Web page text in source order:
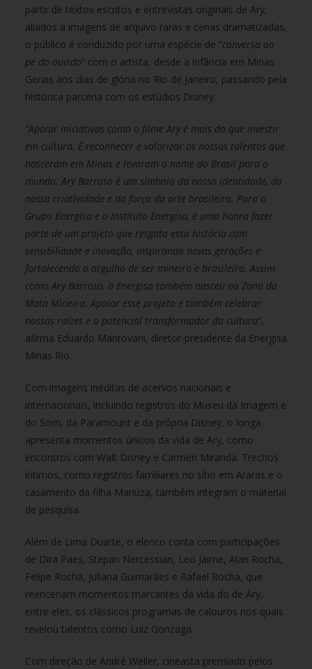
partir de textos escritos e entrevistas originais de Ary,
aliados a imagens de arquivo raras e cenas dramatizadas,
o público é conduzido por uma espécie de “conversa ao
pé do ouvido” com o artista, desde a infância em Minas
Gerais aos dias de glória no Rio de Janeiro, passando pela
histórica parceria com os estúdios Disney.
“Apoiar iniciativas como o filme Ary é mais do que investir
em cultura. É reconhecer e valorizar os nossos talentos que
nasceram em Minas e levaram o nome do Brasil para o
mundo. Ary Barroso é um símbolo da nossa identidade, da
nossa criatividade e da força da arte brasileira. Para o
Grupo Energisa e o Instituto Energisa, é uma honra fazer
parte de um projeto que resgata essa história com
sensibilidade e inovação, inspirando novas gerações e
fortalecendo o orgulho de ser mineiro e brasileiro. Assim
como Ary Barroso, a Energisa também nasceu na Zona da
Mata Mineira. Apoiar esse projeto é também celebrar
nossas raízes e o potencial transformador da cultura”,
afirma Eduardo Mantovani, diretor-presidente da Energisa
Minas Rio.
Com imagens inéditas de acervos nacionais e
internacionais, incluindo registros do Museu da Imagem e
do Som, da Paramount e da própria Disney, o longa
apresenta momentos únicos da vida de Ary, como
encontros com Walt Disney e Carmen Miranda. Trechos
íntimos, como registros familiares no sítio em Araras e o
casamento da filha Mariúza, também integram o material
de pesquisa.
Além de Lima Duarte, o elenco conta com participações
de Dira Paes, Stepan Nercessian, Leo Jaime, Alan Rocha,
Felipe Rocha, Juliana Guimarães e Rafael Rocha, que
reencenam momentos marcantes da vida do de Ary,
entre eles, os clássicos programas de calouros nos quais
revelou talentos como Luiz Gonzaga.
Com direção de André Weller, cineasta premiado pelos